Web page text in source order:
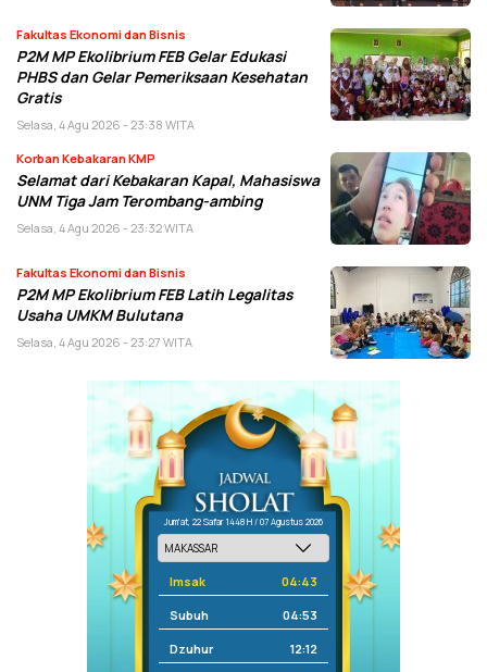
Fakultas Ekonomi dan Bisnis
P2M MP Ekolibrium FEB Gelar Edukasi
PHBS dan Gelar Pemeriksaan Kesehatan
Gratis
Selasa, 4 Agu 2026 - 23:38 WITA
Korban Kebakaran KMP
Selamat dari Kebakaran Kapal, Mahasiswa
UNM Tiga Jam Terombang-ambing
Selasa, 4 Agu 2026 - 23:32 WITA
Fakultas Ekonomi dan Bisnis
P2M MP Ekolibrium FEB Latih Legalitas
Usaha UMKM Bulutana
Selasa, 4 Agu 2026 - 23:27 WITA
Jum'at, 22 Safar 1448 H / 07 Agustus 2026
Imsak 04:43
Subuh 04:53
Dzuhur 12:12